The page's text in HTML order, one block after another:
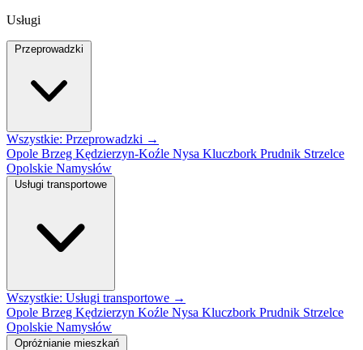
Usługi
Przeprowadzki
Wszystkie: Przeprowadzki →
Opole Brzeg Kędzierzyn-Koźle Nysa Kluczbork Prudnik Strzelce
Opolskie Namysłów
Usługi transportowe
Wszystkie: Usługi transportowe →
Opole Brzeg Kędzierzyn Koźle Nysa Kluczbork Prudnik Strzelce
Opolskie Namysłów
Opróżnianie mieszkań